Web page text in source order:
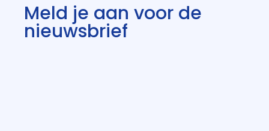
Meld je aan voor de
nieuwsbrief